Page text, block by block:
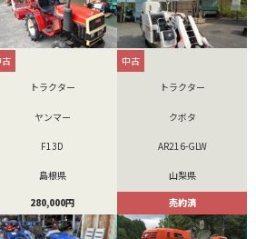
トラクター
ヤンマー
F13D
島根県
280,000円
中古
トラクター
クボタ
AR216-GLW
山梨県
売約済